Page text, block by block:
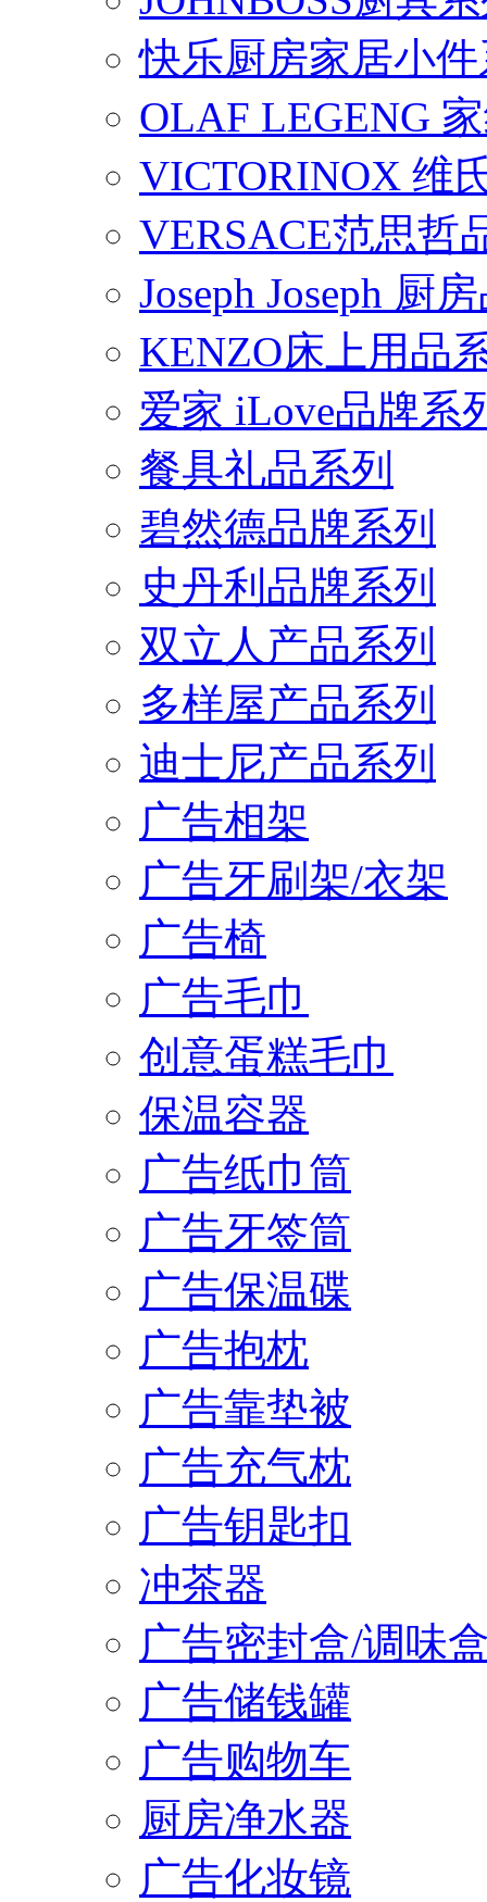
快乐厨房家居小
OLAF LEGENG
VICTORINOX 维
VERSACE范思哲
Joseph Joseph 厨
KENZO床上用品
爱家 iLove品牌系
餐具礼品系列
碧然德品牌系列
史丹利品牌系列
双立人产品系列
多样屋产品系列
迪士尼产品系列
广告相架
广告牙刷架/衣架
广告椅
广告毛巾
创意蛋糕毛巾
保温容器
广告纸巾筒
广告牙签筒
广告保温碟
广告抱枕
广告靠垫被
广告充气枕
广告钥匙扣
冲茶器
广告密封盒/调味
广告储钱罐
广告购物车
厨房净水器
广告化妆镜